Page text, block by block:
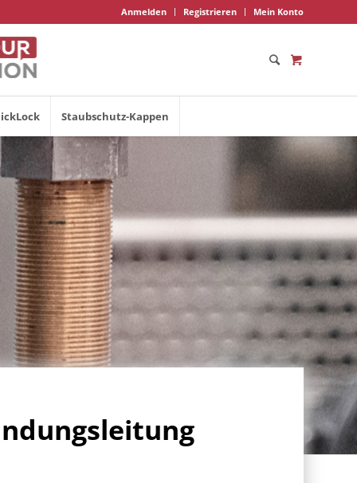
Anmelden Registrieren Mein Konto
Staubschutz-Kappen